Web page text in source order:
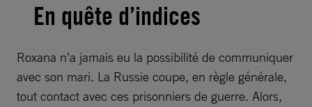
En quête d’indices
Roxana n’a jamais eu la possibilité de communiquer
avec son mari. La Russie coupe, en règle générale,
tout contact avec ces prisonniers de guerre. Alors,